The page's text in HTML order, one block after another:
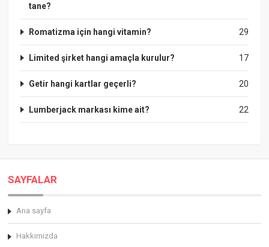
tane?
29
Romatizma için hangi vitamin?
17
Limited şirket hangi amaçla kurulur?
20
Getir hangi kartlar geçerli?
22
Lumberjack markası kime ait?
SAYFALAR
Ana sayfa
Hakkimizda